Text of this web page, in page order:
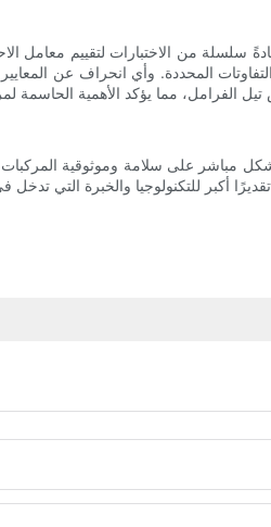
سلسلة من الاختبارات لتقييم معامل
المحددة. وأي انحراف عن
مباشر على سلامة وموثوقية